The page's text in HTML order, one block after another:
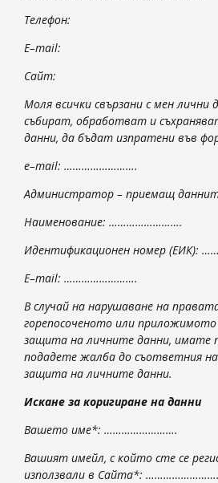
Телефон:
E–mail:
Сайт:
Моля всички свързани с мен лични
събират, обработват и
данни, да бъдат изпратени във
e–mail: …………………….
Администратор – приемащ
Наименование: …………………….
Идентификационен номер (ЕИК):
E–mail: …………………….
В случай на нарушаване на
горепосоченото или
защита на личните данни, имате
подадете жалба до съответния
защита на личните данни.
Искане за коригиране на данни
Вашето име*: …………………….
Вашият имейл, с който сте се
използвали в Сайта*: …………………….